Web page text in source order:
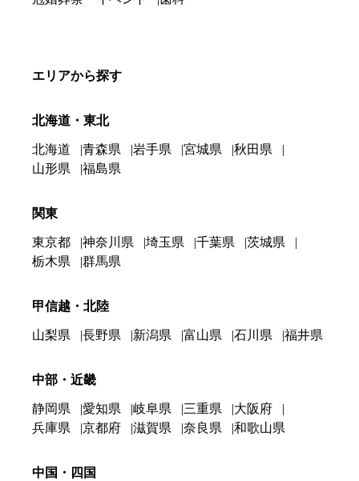
エリアから探す
北海道・東北
北海道 青森県 岩手県 宮城県
秋田県
山形県
福島県
関東
東京都 神奈川県 埼玉県 千葉県
茨城県
栃木県
群馬県
甲信越・北陸
山梨県 長野県 新潟県 富山県 石川県 福井県
中部・近畿
静岡県 愛知県 岐阜県 三重県
大阪府
兵庫県
京都府 滋賀県 奈良県 和歌山県
中国・四国